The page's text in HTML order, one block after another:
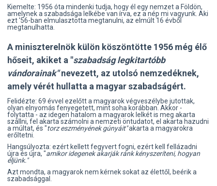
Kiemelte: 1956 óta mindenki tudja, hogy él egy nemzet a Földön,
amelynek a szabadsága lelkébe van írva, ez a nép mi vagyunk. Aki
ezt '56-ban elmulasztotta megtanulni, az elmúlt 16 évből
megtanulhatta.
A miniszterelnök külön köszöntötte 1956 még élő
hőseit, akiket a "szabadság legkitartóbb
vándorainak"nevezett, az utolsó nemzedéknek,
amely vérét hullatta a magyar szabadságért.
Felidézte: 69 évvel ezelőtt a magyarok végveszélybe jutottak,
olyan elnyomás fenyegetett, mint soha korábban. Akkor -
folytatta - az idegen hatalom a magyarok lelkét is meg akarta
szállni, fel akarta számolni a nemzeti öntudatot, el akarta hazudni
a múltat, és "torz eszményének gúnyáit"akarta a magyarokra
erőltetni.
Hangsúlyozta: ezért kellett fegyvert fogni, ezért kell fellázadni
újra és újra, "amikor idegenek akarják ránk kényszeríteni, hogyan
éljünk."
Azt mondta, a magyarok nem kérnek sokat az élettől, beérik a
szabadsággal.